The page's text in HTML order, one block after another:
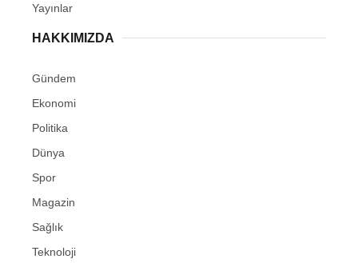
Yayınlar
HAKKIMIZDA
Gündem
Ekonomi
Politika
Dünya
Spor
Magazin
Sağlık
Teknoloji